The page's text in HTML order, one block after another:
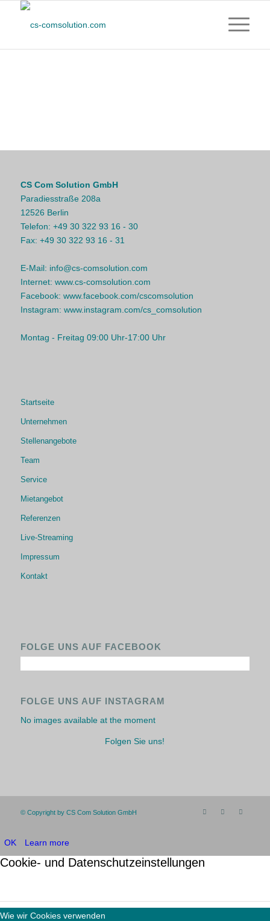
CS Com Solution GmbH
Paradiesstraße 208a
12526 Berlin
Telefon: +49 30 322 93 16 - 30
Fax: +49 30 322 93 16 - 31
E-Mail: info@cs-comsolution.com
Internet: www.cs-comsolution.com
Facebook: www.facebook.com/cscomsolution
Instagram: www.instagram.com/cs_comsolution
Montag - Freitag 09:00 Uhr-17:00 Uhr
Startseite
Unternehmen
Stellenangebote
Team
Service
Mietangebot
Referenzen
Live-Streaming
Impressum
Kontakt
FOLGE UNS AUF FACEBOOK
FOLGE UNS AUF INSTAGRAM
No images available at the moment
Folgen Sie uns!
© Copyright by CS Com Solution GmbH
OK Learn more
Cookie- und Datenschutzeinstellungen
Wie wir Cookies verwenden